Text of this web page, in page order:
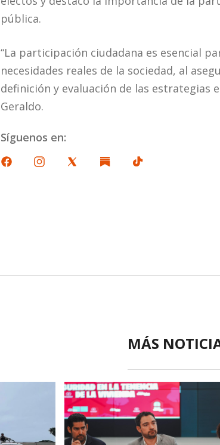
pública.
“La participación ciudadana es esencial
necesidades reales de la sociedad, al
definición y evaluación de las estrategias
Geraldo.
Síguenos en:
MÁS